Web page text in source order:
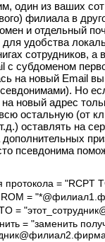
один из ваших
филиала в
и отдельный
удобства
сотрудников, а
с субдоменом
на новый Email
Но
новый адрес
остальную (от
оставлять на
псевдонима
протокола = "RCPT
=
=
= "заменить